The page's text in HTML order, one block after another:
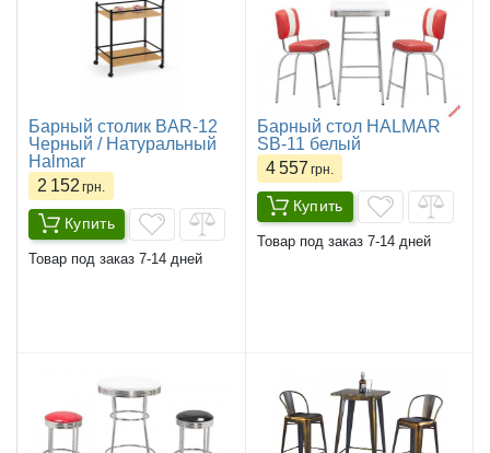
Барный столик BAR-12
Черный / Натуральный
Halmar
2 152 грн.
Купить
Товар под заказ 7-14 дней
Барный стол HALMAR
SB-11 белый
4 557 грн.
Купить
Товар под заказ 7-14 дней